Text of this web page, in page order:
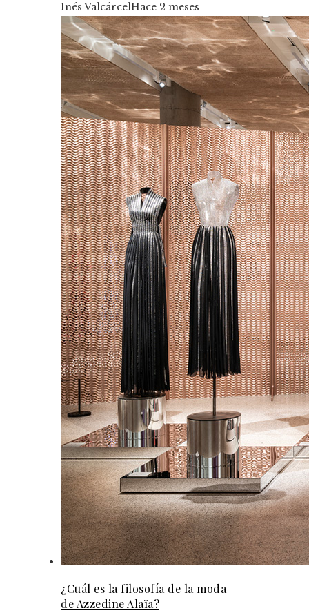
Inés ValcárcelHace 2 meses
¿Cuál es la filosofía de la moda
de Azzedine Alaïa?